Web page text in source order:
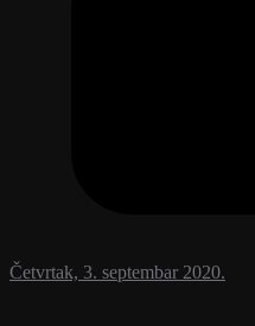
Četvrtak, 3. septembar 2020.